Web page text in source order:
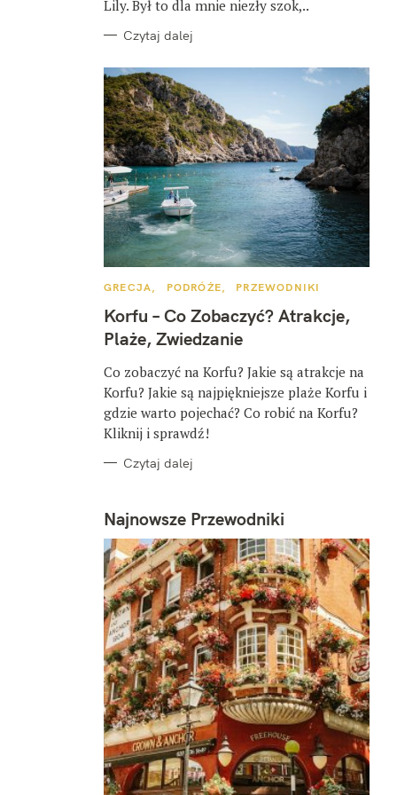
Lily. Był to dla mnie niezły szok,..
Czytaj dalej
K
T
E
G
O
I
E
GRECJA PODRÓŻE PRZEWODNIKI
Korfu – Co Zobaczyć? Atrakcje,
Plaże, Zwiedzanie
Co zobaczyć na Korfu? Jakie są atrakcje na
Korfu? Jakie są najpiękniejsze plaże Korfu i
gdzie warto pojechać? Co robić na Korfu?
Kliknij i sprawdź!
Czytaj dalej
Najnowsze Przewodniki